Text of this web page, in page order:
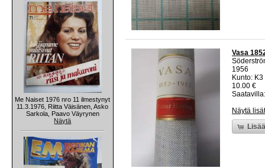
Me Naiset 1976 nro 11 ilmestynyt
11.3.1976, Riitta Väisänen, Asko
Sarkola, Paavo Väyrynen
Näytä
Vasa
1956
Kunto:
10.00 €
Näytä